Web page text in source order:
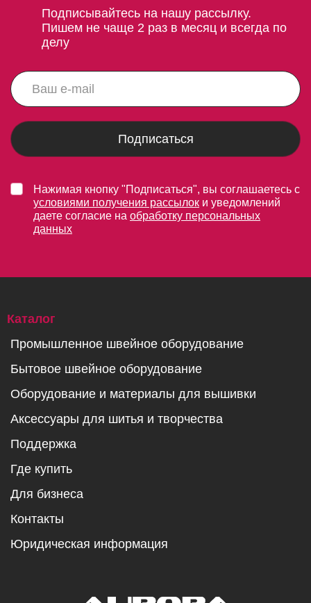
Подписывайтесь на нашу рассылку.
Пишем не чаще 2 раз в месяц и всегда по
делу
Подписаться
Нажимая кнопку "Подписаться", вы соглашаетесь с
условиями получения рассылок и уведомлений
даете согласие на обработку персональных
данных
Каталог
Промышленное швейное оборудование
Бытовое швейное оборудование
Оборудование и материалы для вышивки
Аксессуары для шитья и творчества
Поддержка
Где купить
Для бизнеса
Контакты
Юридическая информация